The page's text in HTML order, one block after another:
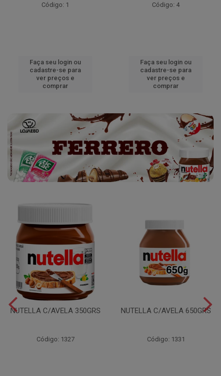
Código: 1
Faça seu login ou
cadastre-se para
ver preços e
comprar
Código: 4
Faça seu login ou
cadastre-se para
ver preços e
comprar
NUTELLA C/AVELA 350GRS
Código: 1327
NUTELLA C/AVELA 650GRS
Código: 1331